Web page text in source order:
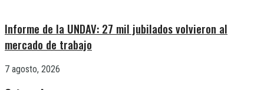
Informe de la UNDAV: 27 mil jubilados volvieron al
mercado de trabajo
7 agosto, 2026